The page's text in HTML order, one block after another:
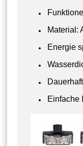
Material:
Energie
Einfache